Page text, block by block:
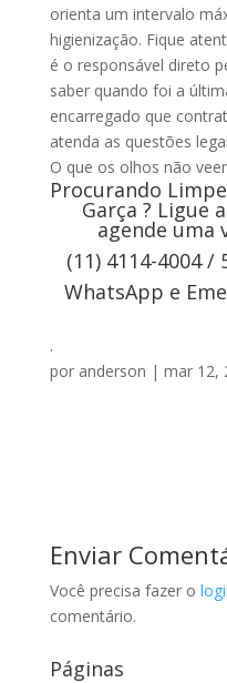
orienta um intervalo
higienização. Fique
é o responsável direto
saber quando foi a
encarregado que
atenda as questões
O que os olhos não
Procurando
Garça ? Ligue
agende uma
(11) 4114-4004 /
WhatsApp e
.
por anderson | mar 12,
Enviar
Você precisa fazer o
comentário.
Páginas